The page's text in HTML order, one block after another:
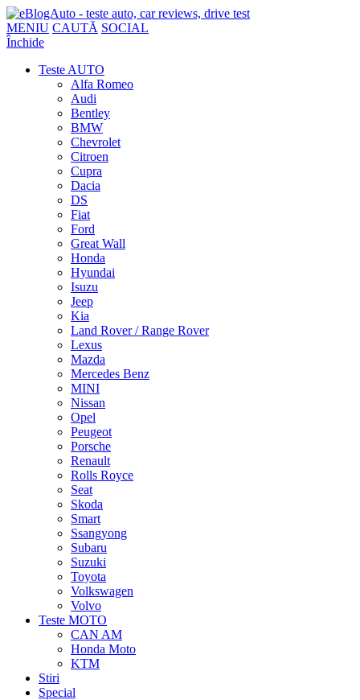
MENIU CAUTĂ SOCIAL
Închide
Teste AUTO
Alfa Romeo
Audi
Bentley
BMW
Chevrolet
Citroen
Cupra
Dacia
DS
Fiat
Ford
Great Wall
Honda
Hyundai
Isuzu
Jeep
Kia
Land Rover / Range Rover
Lexus
Mazda
Mercedes Benz
MINI
Nissan
Opel
Peugeot
Porsche
Renault
Rolls Royce
Seat
Skoda
Smart
Ssangyong
Subaru
Suzuki
Toyota
Volkswagen
Volvo
Teste MOTO
CAN AM
Honda Moto
KTM
Stiri
Special